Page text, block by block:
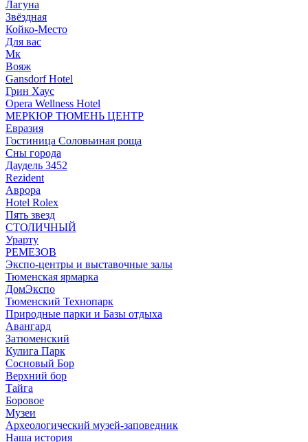
Лагуна
Звёздная
Койко-Место
Для вас
Мк
Вояж
Gansdorf Hotel
Грин Хаус
Opera Wellness Hotel
МЕРКЮР ТЮМЕНЬ ЦЕНТР
Евразия
Гостиница Соловьиная роща
Сны города
Даудель 3452
Rezident
Аврора
Hotel Rolex
Пять звезд
СТОЛИЧНЫЙ
Урарту
РЕМЕЗОВ
Экспо-центры и выставочные залы
Тюменская ярмарка
ДомЭкспо
Тюменский Технопарк
Природные парки и Базы отдыха
Авангард
Затюменский
Кулига Парк
Сосновый Бор
Верхний бор
Тайга
Боровое
Музеи
Археологический музей-заповедник
Наша история